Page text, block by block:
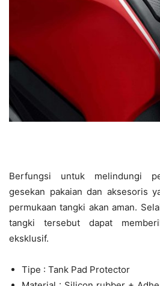
Berfungsi untuk melindungi
gesekan pakaian dan aksesoris
permukaan tangki akan aman.
tangki tersebut dapat
eksklusif.
Tipe : Tank Pad Protector